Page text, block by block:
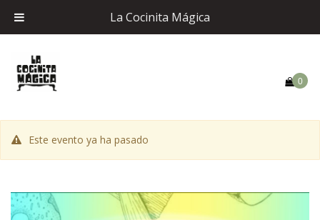
0
Este evento ya ha pasado
La Cocinita Mágica